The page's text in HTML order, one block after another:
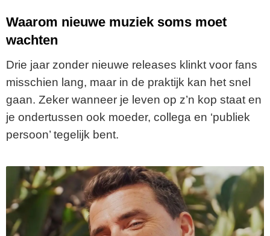
Waarom nieuwe muziek soms moet
wachten
Drie jaar zonder nieuwe releases klinkt voor fans
misschien lang, maar in de praktijk kan het snel
gaan. Zeker wanneer je leven op z’n kop staat en
je ondertussen ook moeder, collega en ‘publiek
persoon’ tegelijk bent.